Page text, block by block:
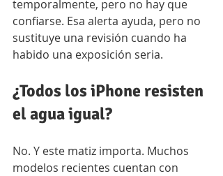
temporalmente, pero no hay que
confiarse. Esa alerta ayuda, pero no
sustituye una revisión cuando ha
habido una exposición seria.
¿Todos los iPhone resisten
el agua igual?
No. Y este matiz importa. Muchos
modelos recientes cuentan con